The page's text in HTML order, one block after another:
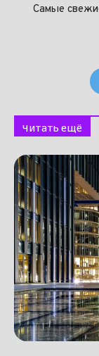
Самые
Читать ещё